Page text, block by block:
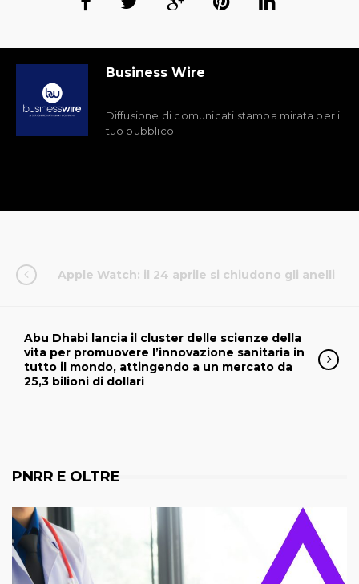
Business Wire
Diffusione di comunicati stampa mirata per il
tuo pubblico
Apple Watch: il 24 aprile si chiudono gli anelli
Abu Dhabi lancia il cluster delle scienze della
vita per promuovere l’innovazione sanitaria in
tutto il mondo, attingendo a un mercato da
25,3 bilioni di dollari
PNRR E OLTRE